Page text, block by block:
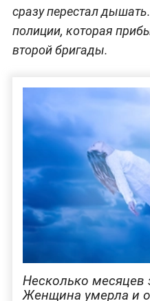
сразу перестал
полиции, которая
второй бригады.
Несколько месяцев
Женщина умерла и